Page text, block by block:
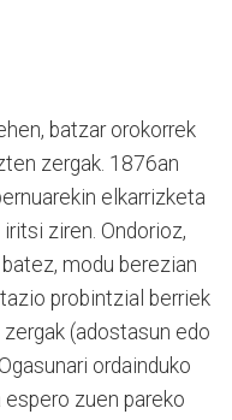
batzar orokorrek
zergak. 1876an
elkarrizketa
ziren. Ondorioz,
modu berezian
probintzial berriek
(adostasun edo
ordainduko
zuen pareko